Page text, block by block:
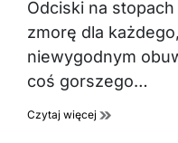
Odciski na
zmorę dla
niewygodnym
coś gorszego…
Czytaj więcej